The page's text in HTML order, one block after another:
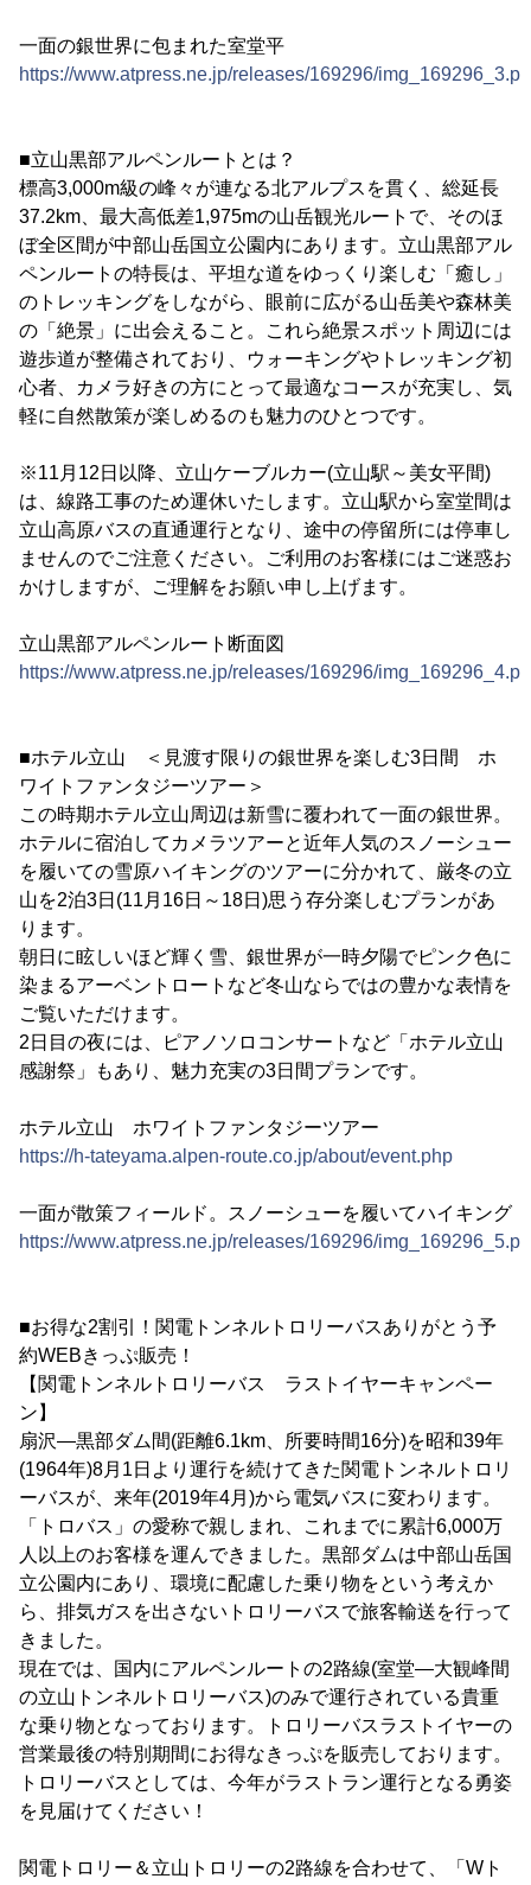
一面の銀世界に包まれた室堂平
https://www.atpress.ne.jp/releases/169296/
■立山黒部アルペンルートとは？
標高3,000m級の峰々が連なる北アルプスを貫く、総延長
37.2km、最大高低差1,975mの山岳観光ルートで、そのほ
ぼ全区間が中部山岳国立公園内にあります。立山黒部アル
ペンルートの特長は、平坦な道をゆっくり楽しむ「癒し」
のトレッキングをしながら、眼前に広がる山岳美や森林美
の「絶景」に出会えること。これら絶景スポット周辺には
遊歩道が整備されており、ウォーキングやトレッキング初
心者、カメラ好きの方にとって最適なコースが充実し、気
軽に自然散策が楽しめるのも魅力のひとつです。
※11月12日以降、立山ケーブルカー(立山駅～美女平間)
は、線路工事のため運休いたします。立山駅から室堂間は
立山高原バスの直通運行となり、途中の停留所には停車し
ませんのでご注意ください。ご利用のお客様にはご迷惑お
かけしますが、ご理解をお願い申し上げます。
立山黒部アルペンルート断面図
https://www.atpress.ne.jp/releases/169296/
■ホテル立山 ＜見渡す限りの銀世界を楽しむ3日間 ホ
ワイトファンタジーツアー＞
この時期ホテル立山周辺は新雪に覆われて一面の銀世界。
ホテルに宿泊してカメラツアーと近年人気のスノーシュー
を履いての雪原ハイキングのツアーに分かれて、厳冬の立
山を2泊3日(11月16日～18日)思う存分楽しむプランがあ
ります。
朝日に眩しいほど輝く雪、銀世界が一時夕陽でピンク色に
染まるアーベントロートなど冬山ならではの豊かな表情を
ご覧いただけます。
2日目の夜には、ピアノソロコンサートなど「ホテル立山
感謝祭」もあり、魅力充実の3日間プランです。
ホテル立山 ホワイトファンタジーツアー
https://h-tateyama.alpen-route.co.jp/about/event.php
一面が散策フィールド。スノーシューを履いてハイキング
https://www.atpress.ne.jp/releases/169296/
■お得な2割引！関電トンネルトロリーバスありがとう予
約WEBきっぷ販売！
【関電トンネルトロリーバス ラストイヤーキャンペー
ン】
扇沢―黒部ダム間(距離6.1km、所要時間16分)を昭和39年
(1964年)8月1日より運行を続けてきた関電トンネルトロリ
ーバスが、来年(2019年4月)から電気バスに変わります。
「トロバス」の愛称で親しまれ、これまでに累計6,000万
人以上のお客様を運んできました。黒部ダムは中部山岳国
立公園内にあり、環境に配慮した乗り物をという考えか
ら、排気ガスを出さないトロリーバスで旅客輸送を行って
きました。
現在では、国内にアルペンルートの2路線(室堂―大観峰間
の立山トンネルトロリーバス)のみで運行されている貴重
な乗り物となっております。トロリーバスラストイヤーの
営業最後の特別期間にお得なきっぷを販売しております。
トロリーバスとしては、今年がラストラン運行となる勇姿
を見届けてください！
関電トロリー＆立山トロリーの2路線を合わせて、「Wト